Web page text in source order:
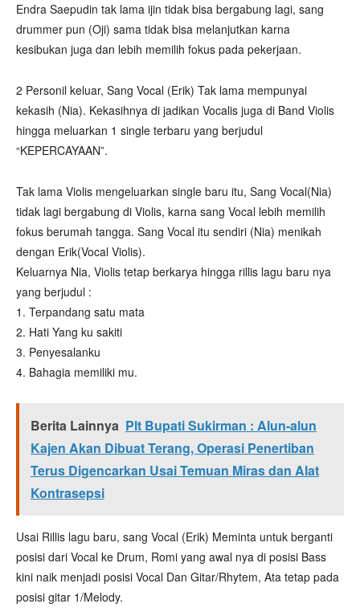
Endra Saepudin tak lama ijin tidak bisa bergabung lagi, sang
drummer pun (Oji) sama tidak bisa melanjutkan karna
kesibukan juga dan lebih memilih fokus pada pekerjaan.
2 Personil keluar, Sang Vocal (Erik) Tak lama mempunyai
kekasih (Nia). Kekasihnya di jadikan Vocalis juga di Band Violis
hingga meluarkan 1 single terbaru yang berjudul
“KEPERCAYAAN”.
Tak lama Violis mengeluarkan single baru itu, Sang Vocal(Nia)
tidak lagi bergabung di Violis, karna sang Vocal lebih memilih
fokus berumah tangga. Sang Vocal itu sendiri (Nia) menikah
dengan Erik(Vocal Violis).
Keluarnya Nia, Violis tetap berkarya hingga rillis lagu baru nya
yang berjudul :
1. Terpandang satu mata
2. Hati Yang ku sakiti
3. Penyesalanku
4. Bahagia memiliki mu.
Berita Lainnya Plt Bupati Sukirman : Alun-alun
Kajen Akan Dibuat Terang, Operasi Penertiban
Terus Digencarkan Usai Temuan Miras dan Alat
Kontrasepsi
Usai Rillis lagu baru, sang Vocal (Erik) Meminta untuk berganti
posisi dari Vocal ke Drum, Romi yang awal nya di posisi Bass
kini naik menjadi posisi Vocal Dan Gitar/Rhytem, Ata tetap pada
posisi gitar 1/Melody.